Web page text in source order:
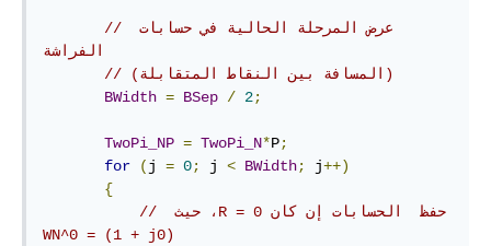
// ‫عرض المرحلة الحالية في حسابات
// (المسافة بين النقاط المتقابلة)
BWidth = BSep / 2;
TwoPi_NP = TwoPi_N*P;
for
(j = 0; j < BWidth; j++)
{
//‫حفظ  الحسابات إن كان R = 0، حيث ‪
WN^0 = (1 + j0)